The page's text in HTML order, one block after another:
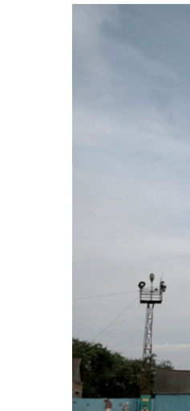
Trykk enter for å